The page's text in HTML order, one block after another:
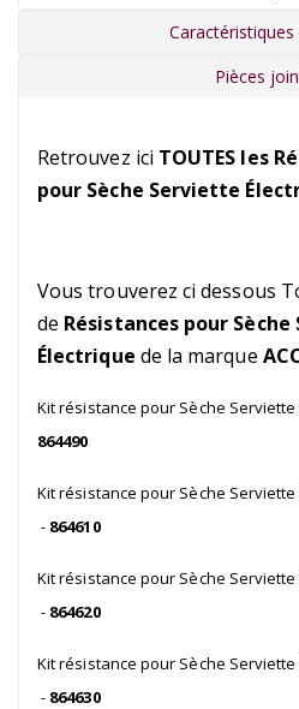
Pièces
Retrouvez ici TOUTES les
pour Sèche Serviette
Vous trouverez ci dessous
de Résistances pour
Électrique de la marque
Kit résistance pour Sèche
864490
Kit résistance pour Sèche
- 864610
Kit résistance pour Sèche
- 864620
Kit résistance pour Sèche
- 864630